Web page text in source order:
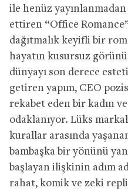
ile henüz yayınlanmadan
ettiren “Office
dağıtmalık keyifli bir
hayatın kusursuz
dünyayı son derece
getiren yapım, CEO
rekabet eden bir kadın
odaklanıyor. Lüks
kurallar arasında
bambaşka bir yönünü
başlayan ilişkinin adım
rahat, komik ve zeki